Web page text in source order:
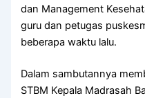
dan Management
guru dan petugas
beberapa waktu lalu.
Dalam sambutannya
STBM Kepala Madrasah